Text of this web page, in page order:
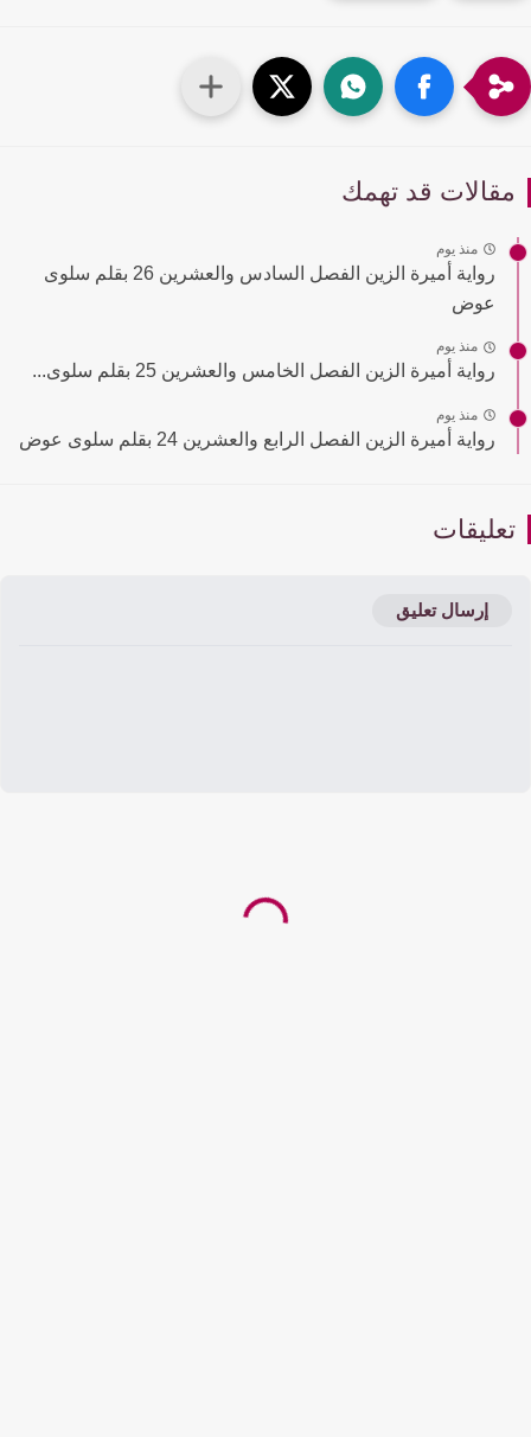
قد تهمك
منذ يوم
رواية أميرة الزين الفصل السادس والعشرين 26 بقلم سلوى
عوض
منذ يوم
رواية أميرة الزين الفصل الخامس والعشرين 25 بقلم سلوى...
منذ يوم
رواية أميرة الزين الفصل الرابع والعشرين 24 بقلم سلوى عوض
إرسال تعليق